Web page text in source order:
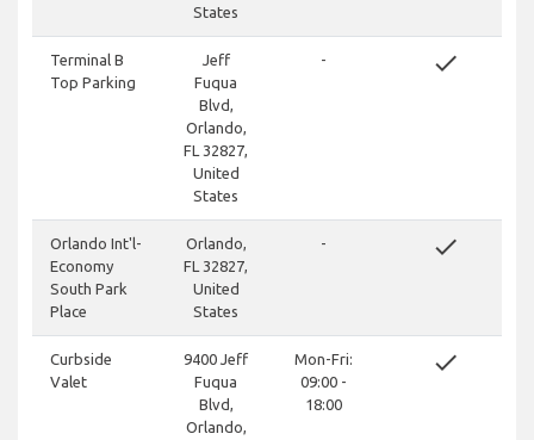
States
Terminal B
Top Parking
Jeff
Fuqua
Blvd,
Orlando,
FL 32827,
United
States
- done
Orlando Int'l-
Economy
South Park
Place
Orlando,
FL 32827,
United
States
- done
Curbside
Valet
9400 Jeff
Fuqua
Blvd,
Orlando,
Mon-Fri:
09:00 -
18:00
done